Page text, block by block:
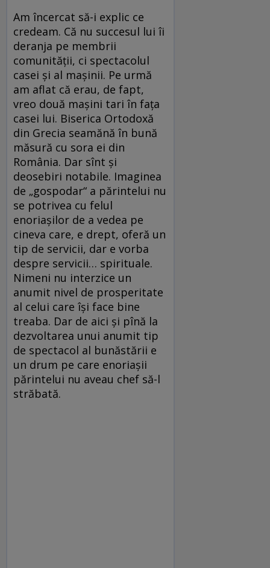
Am încercat să-i explic ce
credeam. Că nu succesul lui îi
deranja pe membrii
comunităţii, ci spectacolul
casei şi al maşinii. Pe urmă
am aflat că erau, de fapt,
vreo două maşini tari în faţa
casei lui. Biserica Ortodoxă
din Grecia seamănă în bună
măsură cu sora ei din
România. Dar sînt şi
deosebiri notabile. Imaginea
de „gospodar“ a părintelui nu
se potrivea cu felul
enoriaşilor de a vedea pe
cineva care, e drept, oferă un
tip de servicii, dar e vorba
despre servicii… spirituale.
Nimeni nu interzice un
anumit nivel de prosperitate
al celui care îşi face bine
treaba. Dar de aici şi pînă la
dezvoltarea unui anumit tip
de spectacol al bunăstării e
un drum pe care enoriaşii
părintelui nu aveau chef să-l
străbată.